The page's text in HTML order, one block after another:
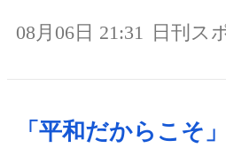
08月06日 21:31 日刊ス
「平和だからこそ